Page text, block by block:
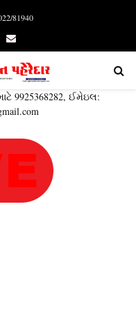
81940
Email
9925368282, ઈમેઇલ: